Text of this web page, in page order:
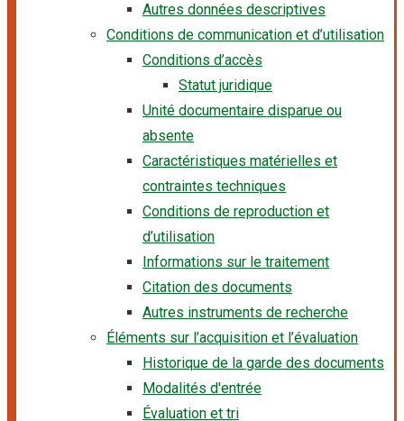
Autres données descriptives
Conditions de communication et d’utilisation
Conditions d’accès
Statut juridique
Unité documentaire disparue ou
absente
Caractéristiques matérielles et
contraintes techniques
Conditions de reproduction et
d’utilisation
Informations sur le traitement
Citation des documents
Autres instruments de recherche
Éléments sur l’acquisition et l’évaluation
Historique de la garde des documents
Modalités d'entrée
Évaluation et tri